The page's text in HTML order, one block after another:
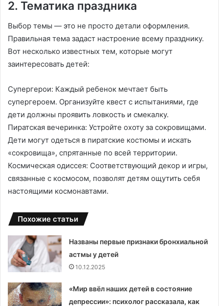
2. Тематика праздника
Выбор темы — это не просто детали оформления.
Правильная тема задаст настроение всему празднику.
Вот несколько известных тем, которые могут
заинтересовать детей:
Супергерои: Каждый ребенок мечтает быть
супергероем. Организуйте квест с испытаниями, где
дети должны проявить ловкость и смекалку.
Пиратская вечеринка: Устройте охоту за сокровищами.
Дети могут одеться в пиратские костюмы и искать
«сокровища», спрятанные по всей территории.
Космическая одиссея: Соответствующий декор и игры,
связанные с космосом, позволят детям ощутить себя
настоящими космонавтами.
Похожие статьи
Названы первые признаки бронхиальной
астмы у детей
10.12.2025
«Мир ввёл наших детей в состояние
депрессии»: психолог рассказала, как